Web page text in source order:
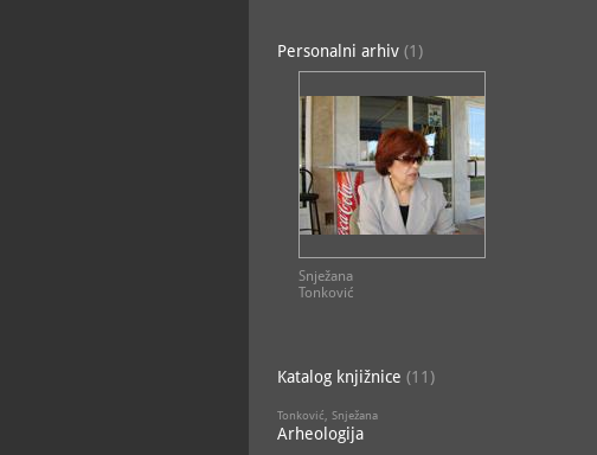
Personalni arhiv (1)
Snježana
Tonković
Katalog knjižnice (11)
Tonković, Snježana
Arheologija